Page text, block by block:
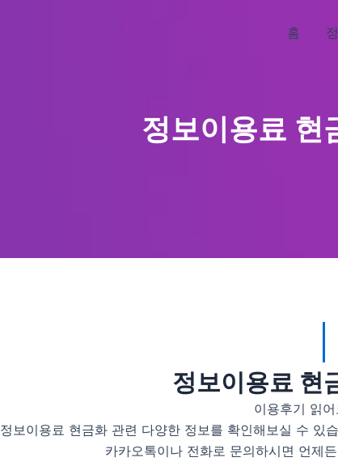
홈
정보이용료 현
정보이용료 현
이용후기 읽
정보이용료 현금화 관련 다양한 정보를 확인해보실 수 있
카카오톡이나 전화로 문의하시면 언제